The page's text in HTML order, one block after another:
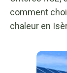
comment
chaleur en